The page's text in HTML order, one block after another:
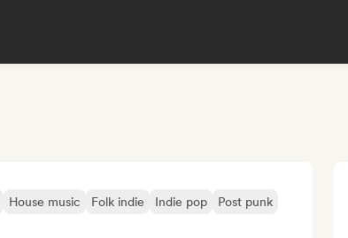
House music Folk indie Indie pop
Post punk